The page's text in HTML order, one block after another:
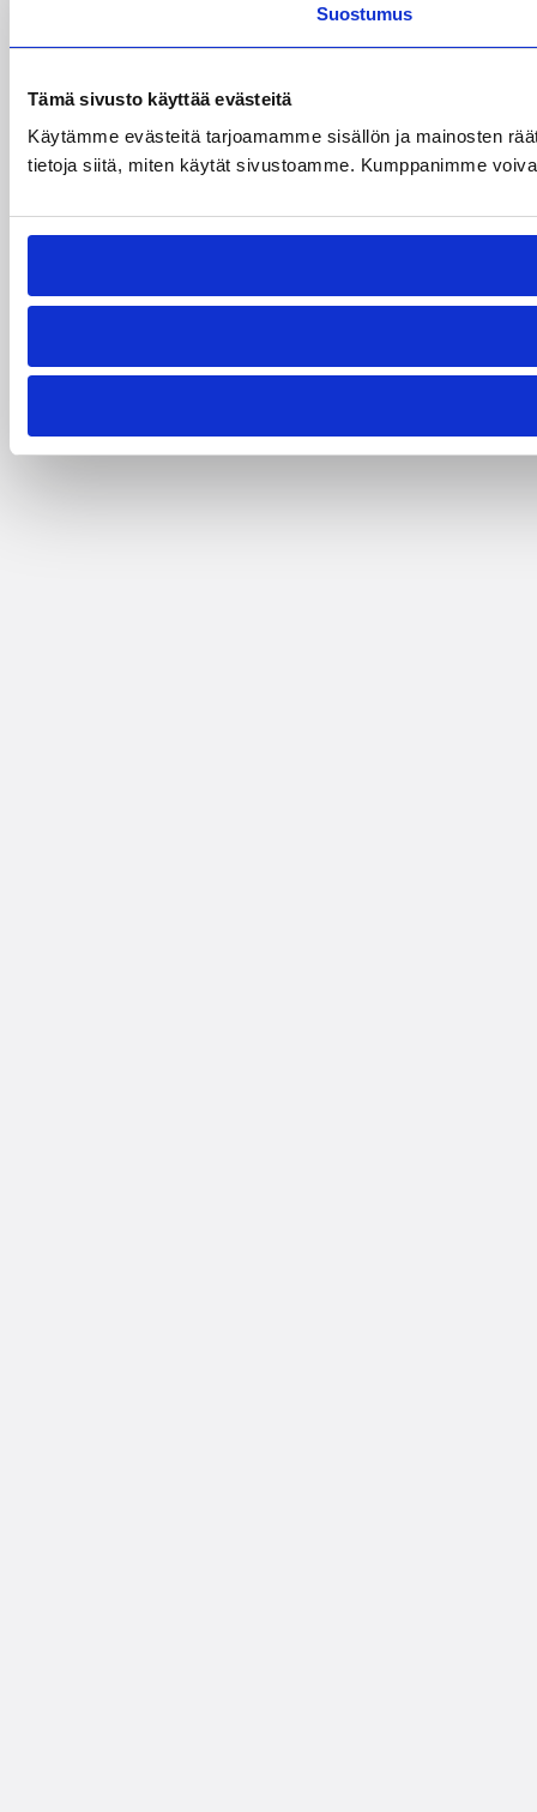
Suostumus
Tämä sivusto käyttää evästeitä
Käytämme evästeitä tarjoamamme sisällön ja mainosten
tietoja siitä, miten käytät sivustoamme. Kumppanimme